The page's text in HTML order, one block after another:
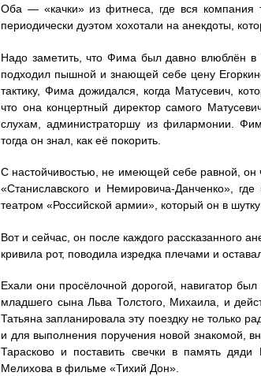
Оба — «качки» из фитнеса, где вся компания
периодически дуэтом хохотали на анекдоты,
Надо заметить, что Фима был давно влюблён в
подходил пышной и знающей себе цену
тактику, Фима дожидался, когда Матусевич,
что она концертный директор самого
слухам, администраторшу из филармонии.
тогда он знал, как её покорить.
С настойчивостью, не имеющей себе равной, он
«Станиславского и Немировича-Данченко»,
театром «Российской армии», который он в
Вот и сейчас, он после каждого рассказанного
кривила рот, поводила изредка плечами и
Ехали они просёлочной дорогой, навигатор
младшего сына Льва Толстого, Михаила, и
Татьяна запланировала эту поездку не только
и для выполнения поручения новой знакомой,
Тарасково и поставить свечки в память
Мелихова в фильме «Тихий Дон».